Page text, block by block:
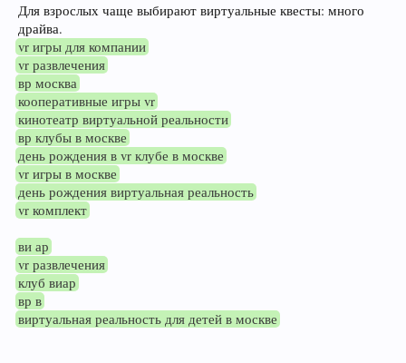
Для взрослых чаще выбирают виртуальные квесты: много
драйва.
vr игры для компании
vr развлечения
вр москва
кооперативные игры vr
кинотеатр виртуальной реальности
вр клубы в москве
день рождения в vr клубе в москве
vr игры в москве
день рождения виртуальная реальность
vr комплект
ви ар
vr развлечения
клуб виар
вр в
виртуальная реальность для детей в москве